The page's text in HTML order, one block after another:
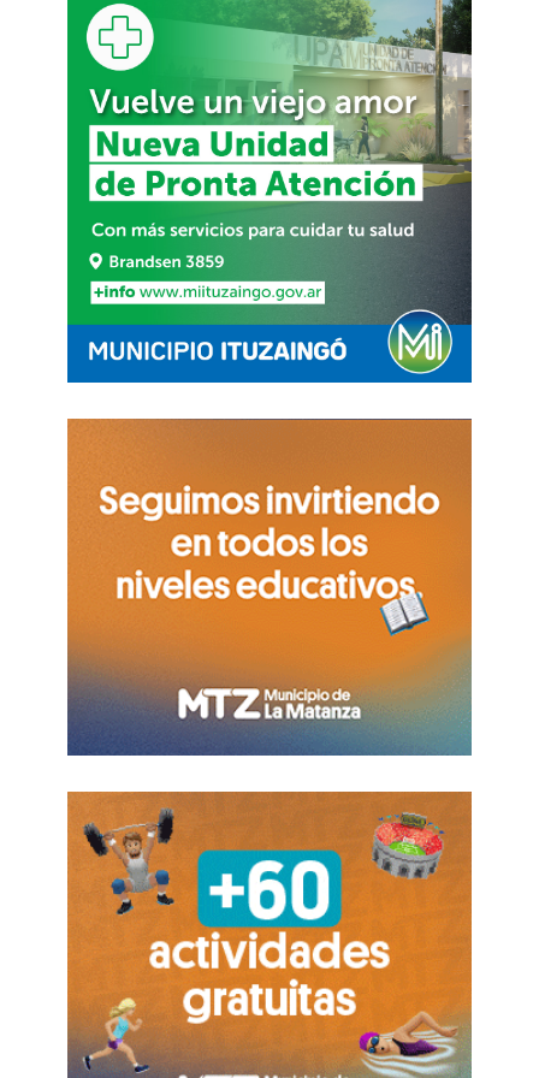
Paseo Turdera
Museo Malvinas “Siempre Argentinas”
Honorable Concejo Deliberante
Destacamento Nº 2 de Bomberos de San José
Camino Cortázar
Museo Pío Collivadino
Escuela Municipal de Arboricultura, Jardinería y
Ecología Aplicada (EMAJEA)
Reserva Natural Municipal Santa Catalina
Parque Solar Diego Armando Maradona
Descubriendo a Diego
propuestas y recorridos disponibles pueden
ingresar al sitio web oficial de Descubrir Lomas:
descubrir.lomasdezamora.gov.ar